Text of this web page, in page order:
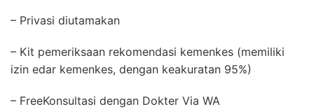
– Privasi diutamakan
– Kit pemeriksaan rekomendasi kemenkes (memiliki
izin edar kemenkes, dengan keakuratan 95%)
– FreeKonsultasi dengan Dokter Via WA